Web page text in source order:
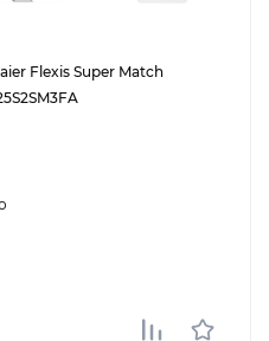
Flexis Super Match